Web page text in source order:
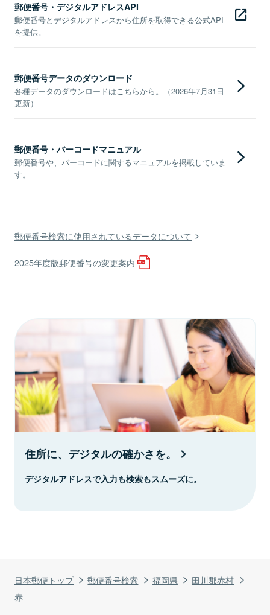
日本郵便トップ 郵便番号検索 福岡県
田川郡赤村
赤
郵便番号・デジタルアドレスAPI
郵便番号とデジタルアドレスから住所を取得できる公式API
を提供。
郵便番号データのダウンロード
各種データのダウンロードはこちらから。（2026年7月31日
更新）
郵便番号・バーコードマニュアル
郵便番号や、バーコードに関するマニュアルを掲載していま
す。
郵便番号検索に使用されているデータについて
2025年度版郵便番号の変更案内
住所に、デジタルの確かさを。
デジタルアドレスで入力も検索もスムーズに。